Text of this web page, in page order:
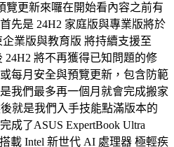
覽更新來囉在開始看內容之前有
先是 24H2 家庭版與專業版將於
企業版與教育版 將持續支援至
24H2 將不再獲得已知問題的修
每月安全與預覽更新，包含防範
我們最多再一個月就會完成搬家
就是我們入手技能點滿版本的
成了ASUS ExpertBook Ultra
載 Intel 新世代 AI 處理器 極輕疾